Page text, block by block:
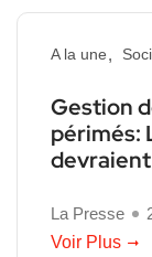
A la une
Gestion
périmés:
La Presse
Voir Plus